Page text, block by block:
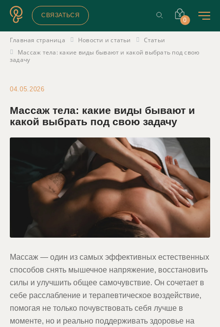
СВЯЗАТЬСЯ
0
Главная страница Новости и статьи
Статьи
Массаж тела: какие виды бывают и какой выбрать под свою
задачу
04.05.2026
Массаж тела: какие виды бывают и
какой выбрать под свою задачу
Массаж — один из самых эффективных естественных
способов снять мышечное напряжение, восстановить
силы и улучшить общее самочувствие. Он сочетает в
себе расслабление и терапевтическое воздействие,
помогая не только почувствовать себя лучше в
моменте, но и реально поддерживать здоровье на